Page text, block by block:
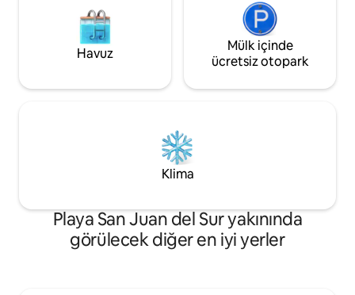
Havuz
Mülk içinde
ücretsiz otopark
Klima
Playa San Juan del Sur yakınında
görülecek diğer en iyi yerler